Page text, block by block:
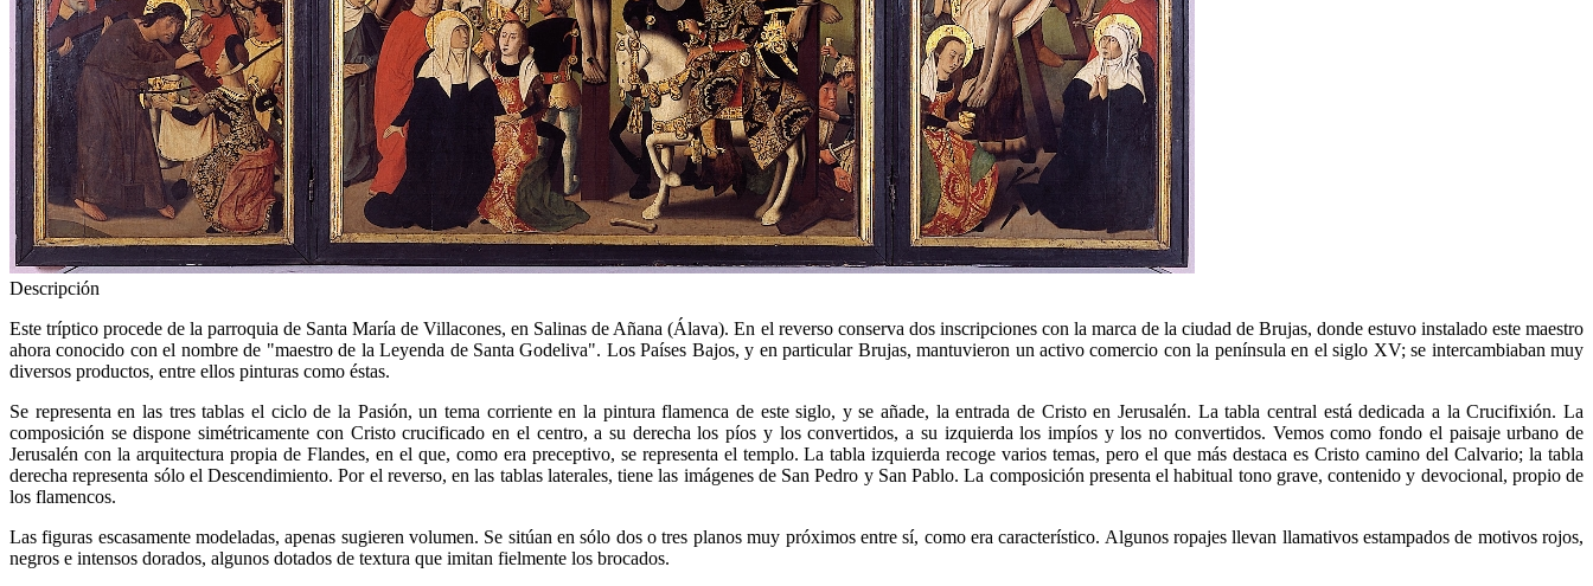
Descripción
Este tríptico procede de la parroquia de Santa María de Villacones, en Salinas de Añana (Álava). En el reverso conserva dos inscripciones con la marca de la ciudad de Brujas, donde estuvo instalado este maestro
ahora conocido con el nombre de "maestro de la Leyenda de Santa Godeliva". Los Países Bajos, y en particular Brujas, mantuvieron un activo comercio con la península en el siglo XV; se intercambiaban muy
diversos productos, entre ellos pinturas como éstas.
Se representa en las tres tablas el ciclo de la Pasión, un tema corriente en la pintura flamenca de este siglo, y se añade, la entrada de Cristo en Jerusalén. La tabla central está dedicada a la Crucifixión. La
composición se dispone simétricamente con Cristo crucificado en el centro, a su derecha los píos y los convertidos, a su izquierda los impíos y los no convertidos. Vemos como fondo el paisaje urbano de
Jerusalén con la arquitectura propia de Flandes, en el que, como era preceptivo, se representa el templo. La tabla izquierda recoge varios temas, pero el que más destaca es Cristo camino del Calvario; la tabla
derecha representa sólo el Descendimiento. Por el reverso, en las tablas laterales, tiene las imágenes de San Pedro y San Pablo. La composición presenta el habitual tono grave, contenido y devocional, propio de
los flamencos.
Las figuras escasamente modeladas, apenas sugieren volumen. Se sitúan en sólo dos o tres planos muy próximos entre sí, como era característico. Algunos ropajes llevan llamativos estampados de motivos rojos,
negros e intensos dorados, algunos dotados de textura que imitan fielmente los brocados.